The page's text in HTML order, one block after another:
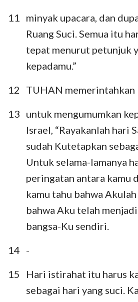
11
minyak upacara, dan
Ruang Suci. Semua itu
tepat menurut petunjuk
kepadamu.”
12
TUHAN memerintahkan
13 untuk mengumumkan
Israel, “Rayakanlah hari
sudah Kutetapkan
Untuk selama-lamanya
peringatan antara kamu
kamu tahu bahwa
bahwa Aku telah
bangsa-Ku sendiri.
14 -
15
Hari istirahat itu harus
sebagai hari yang suci.